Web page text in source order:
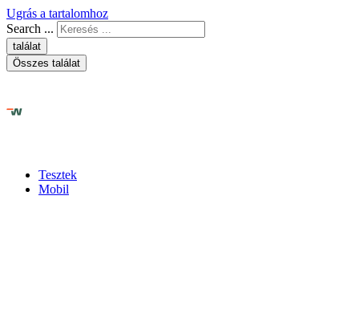
Ugrás a tartalomhoz
Search ...
találat
Összes találat
Tesztek
Mobil